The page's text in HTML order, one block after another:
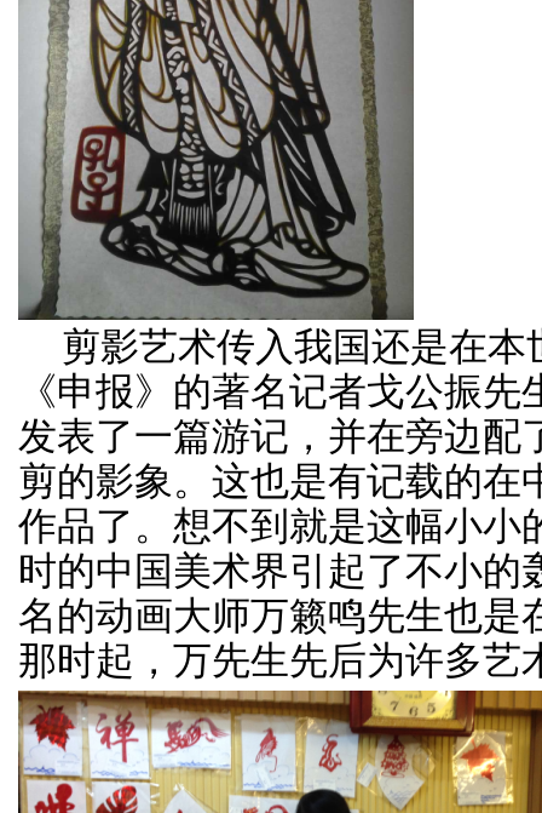
剪影艺术传入我国还是在本
《申报》的著名记者戈公振
发表了一篇游记，并在旁边配
剪的影象。这也是有记载的在
作品了。想不到就是这幅小小
时的中国美术界引起了不小的
名的动画大师万籁鸣先生也是
那时起，万先生先后为许多艺